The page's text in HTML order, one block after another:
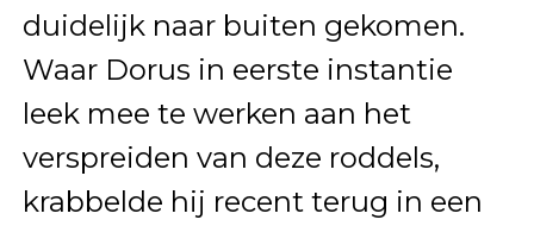
duidelijk naar buiten gekomen.
Waar Dorus in eerste instantie
leek mee te werken aan het
verspreiden van deze roddels,
krabbelde hij recent terug in een